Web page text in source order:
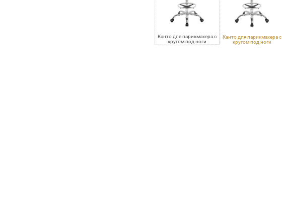
Канто для парикмахера с
кругом под ноги
Канто для парикмахера с
кругом под ноги